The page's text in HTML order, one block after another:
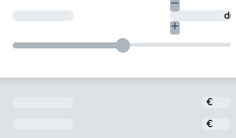
¿En cuántos días quieres devolverlo?días
€
€